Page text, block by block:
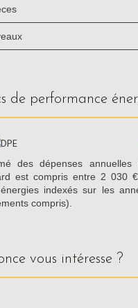
de performance
des dépenses
est compris entre 2 030
indexés sur les
compris).
vous intéresse ?